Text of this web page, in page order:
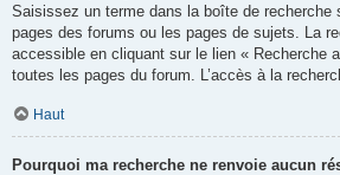
Saisissez un terme dans la boîte de recherche
pages des forums ou les pages de sujets. La
accessible en cliquant sur le lien « Recherche
toutes les pages du forum. L’accès à la
Haut
Pourquoi ma recherche ne renvoie aucun